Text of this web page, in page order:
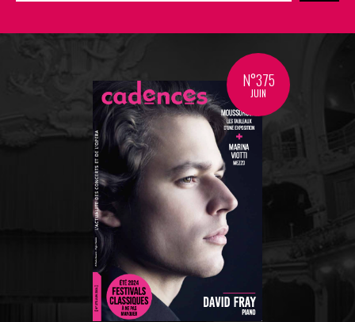
N°375
JUIN